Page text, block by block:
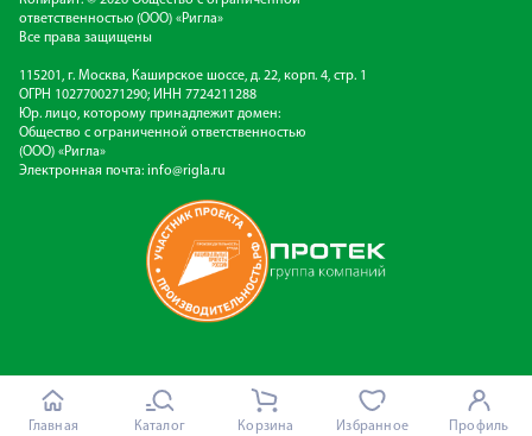
ответственностью (ООО) «Ригла»
Все права защищены
115201, г. Москва, Каширское шоссе, д. 22, корп. 4, стр. 1
ОГРН 1027700271290; ИНН 7724211288
Юр. лицо, которому принадлежит домен:
Общество с ограниченной ответственностью
(ООО) «Ригла»
Электронная почта: info@rigla.ru
Главная Каталог Корзина Избранное Профиль